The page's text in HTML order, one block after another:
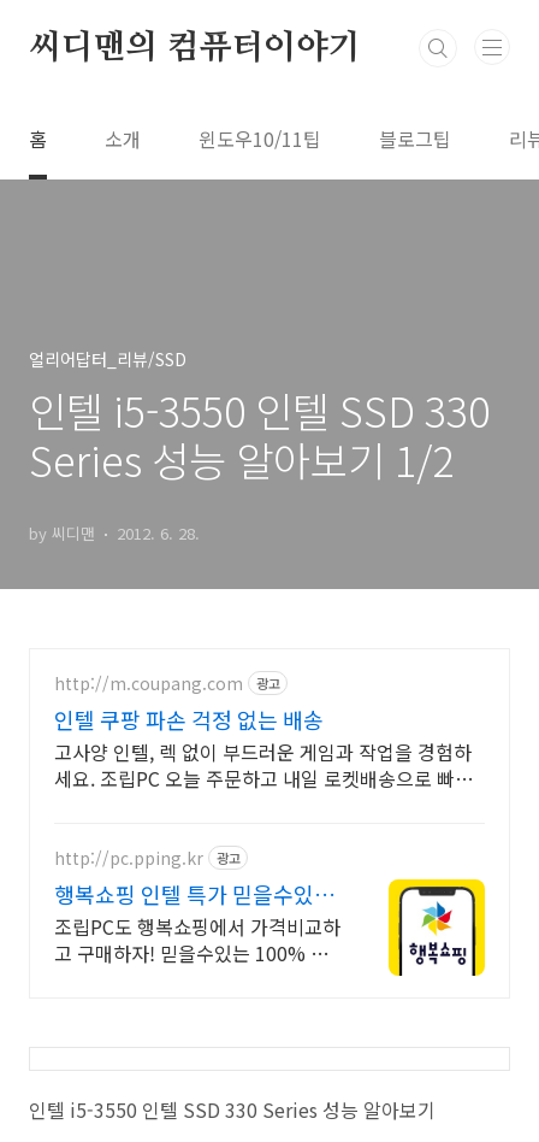
씨디맨의 컴퓨터이야기
홈 소개 윈도우10/11팁 블로그팁 리
얼리어답터_리뷰/SSD
인텔 i5-3550 인텔 SSD 330
Series 성능 알아보기 1/2
by 씨디맨 2012. 6. 28.
http://m.coupang.com 광고
인텔 쿠팡 파손 걱정 없는 배송
고사양 인텔, 렉 없이 부드러운 게임과 작업을 경험하
세요. 조립PC 오늘 주문하고 내일 로켓배송으로 빠르
http://pc.pping.kr 광고
행복쇼핑 인텔 특가 믿을수있는
100% 매매보호
조립PC도 행복쇼핑에서 가격비교하
고 구매하자! 믿을수있는 100% 매
인텔 i5-3550 인텔 SSD 330 Series 성능 알아보기